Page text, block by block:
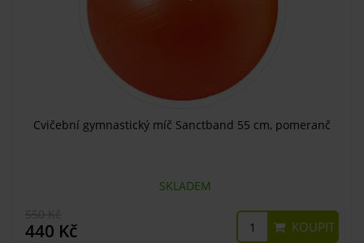
Cvičební gymnastický míč Sanctband 55 cm, pomeranč
SKLADEM
440 Kč KOUPIT